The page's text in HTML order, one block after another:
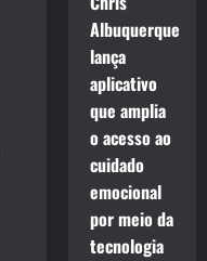
Albuquerque
lança
aplicativo
que amplia
o acesso ao
cuidado
emocional
por meio da
tecnologia